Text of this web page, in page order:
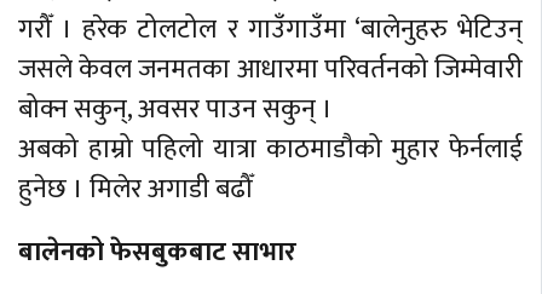
गरौँ । हरेक टोलटोल र गाउँगाउँमा ‘बालेनुहरु भेटिउन्
जसले केवल जनमतका आधारमा परिवर्तनको जिम्मेवारी
बोक्न सकुन्, अवसर पाउन सकुन् ।
अबको हाम्रो पहिलो यात्रा काठमाडौको मुहार फेर्नलाई
हुनेछ । मिलेर अगाडी बढौँ
बालेनको फेसबुकबाट साभार